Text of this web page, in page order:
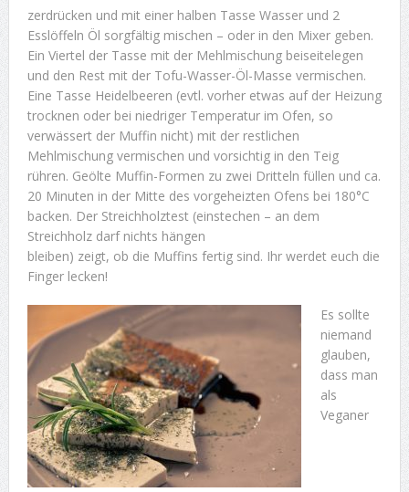
zerdrücken und mit einer halben Tasse Wasser und 2
Esslöffeln Öl sorgfältig mischen – oder in den Mixer geben.
Ein Viertel der Tasse mit der Mehlmischung beiseitelegen
und den Rest mit der Tofu-Wasser-Öl-Masse vermischen.
Eine Tasse Heidelbeeren (evtl. vorher etwas auf der Heizung
trocknen oder bei niedriger Temperatur im Ofen, so
verwässert der Muffin nicht) mit der restlichen
Mehlmischung vermischen und vorsichtig in den Teig
rühren. Geölte Muffin-Formen zu zwei Dritteln füllen und ca.
20 Minuten in der Mitte des vorgeheizten Ofens bei 180°C
backen. Der Streichholztest (einstechen – an dem
Streichholz darf nichts hängen
bleiben) zeigt, ob die Muffins fertig sind. Ihr werdet euch die
Finger lecken!
Es sollte
niemand
glauben,
dass man
als
Veganer